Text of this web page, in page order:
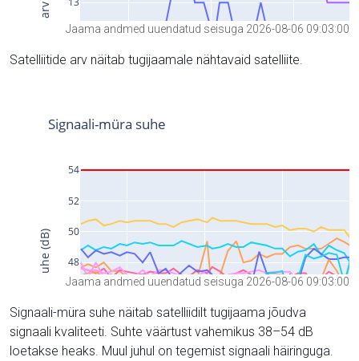
Jaama andmed uuendatud seisuga 2026-08-06 09:03:00
Satelliitide arv näitab tugijaamale nähtavaid satelliite.
Jaama andmed uuendatud seisuga 2026-08-06 09:03:00
Signaali-müra suhe näitab satelliidilt tugijaama jõudva
signaali kvaliteeti. Suhte väärtust vahemikus 38–54 dB
loetakse heaks. Muul juhul on tegemist signaali häiringuga.